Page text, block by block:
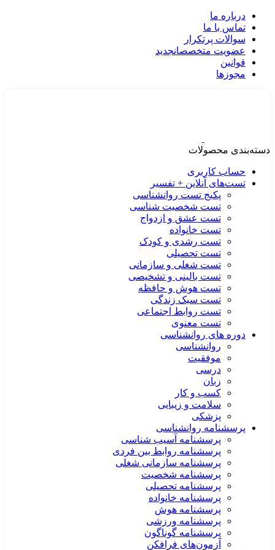
درباره ما
تماس با ما
سوالات پرتکرار
عضویت متخصصانجدید
قوانین
مجوزها
دسته‌بندی محصولات
حساب کاربری
تست‌های آنلاین + تفسیر
پکیج تست روانشناسی
تست شخصیت شناسی
تست عشق و ازدواج
تست خانواده
تست رشدی و کودک
تست تحصیلی
تست شغلی و سازمانی
تست بالینی و تشخیصی
تست هوش و حافظه
تست سبک زندگی
تست روابط اجتماعی
تست معنوی
دوره های روانشناسی
روانشناسی
موفقیت
درسی
زبان
کسب و کار
سلامت و زیبایی
پزشکی
پرسشنامه روانشناسی
پرسشنامه آسیب شناسی
پرسشنامه روابط بین فردی
پرسشنامه سازمانی شغلی
پرسشنامه شخصیت
پرسشنامه تحصیلی
پرسشنامه خانواده
پرسشنامه هوش
پرسشنامه ورزشی
پرسشنامه گوناگون
آزمون‌های فرافکن